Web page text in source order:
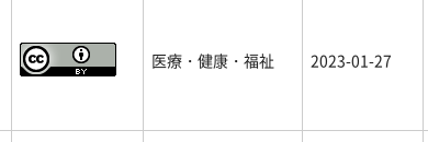
医療・健康・福祉 2023-01-27